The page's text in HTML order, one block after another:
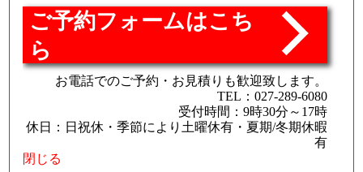
ご予約フォームはこち
ら
お電話でのご予約・お見積りも歓迎致します。
TEL：027-289-6080
受付時間：9時30分～17時
休日：日祝休・季節により土曜休有・夏期/冬期休暇
有
閉じる